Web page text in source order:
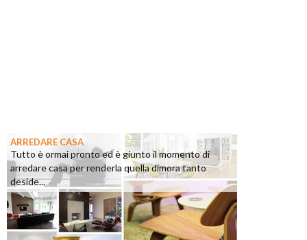
ARREDARE CASA
Tutto è ormai pronto ed è giunto il momento di
arredare casa per renderla quella dimora tanto
deside...